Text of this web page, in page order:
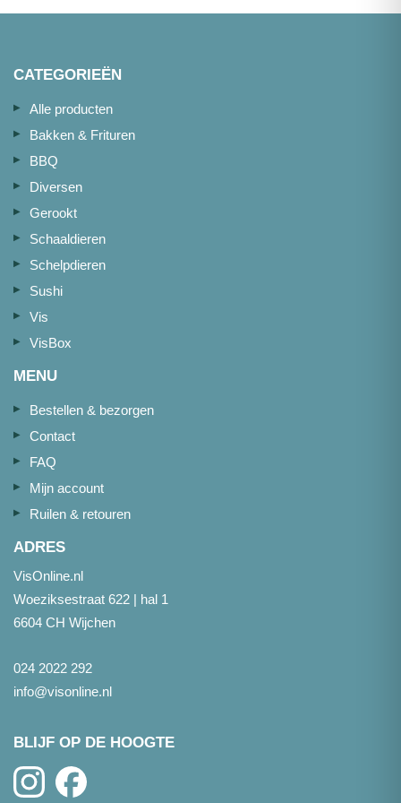
CATEGORIEËN
Alle producten
Bakken & Frituren
BBQ
Diversen
Gerookt
Schaaldieren
Schelpdieren
Sushi
Vis
VisBox
MENU
Bestellen & bezorgen
Contact
FAQ
Mijn account
Ruilen & retouren
ADRES
VisOnline.nl
Woeziksestraat 622 | hal 1
6604 CH Wijchen
024 2022 292
info@visonline.nl
BLIJF OP DE HOOGTE